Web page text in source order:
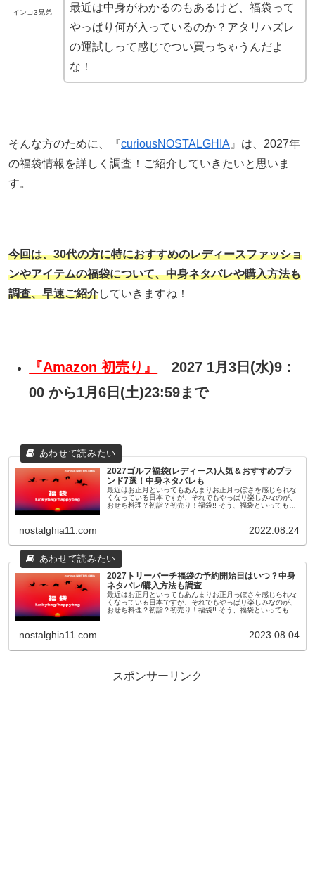
インコ3兄弟
最近は中身がわかるのもあるけど、福袋って
やっぱり何が入っているのか？アタリハズレ
の運試しって感じでつい買っちゃうんだよ
な！
そんな方のために、『curiousNOSTALGHIA 』は、2027年
の福袋情報を詳しく調査！ご紹介していきたいと思いま
す。
今回は、30代の方に特におすすめのレディースファッショ
ンやアイテムの福袋について、中身ネタバレや購入方法も
調査、早速ご紹介していきますね！
『Amazon 初売り』
2027 1月3日(水)9：
00 から1月6日(土)23:59まで
2027ゴルフ福袋(レディース)人気＆おすすめブラ
ンド7選！中身ネタバレも
最近はお正月といってもあんまりお正月っぽさを感じられな
くなっている日本ですが、それでもやっぱり楽しみなのが、
おせち料理？初詣？初売り！福袋!! そう、福袋といっても最
nostalghia11.com 2022.08.24
2027トリーバーチ福袋の予約開始日はいつ？中身
ネタバレ/購入方法も調査
最近はお正月といってもあんまりお正月っぽさを感じられな
くなっている日本ですが、それでもやっぱり楽しみなのが、
おせち料理？初詣？初売り！福袋!! そう、福袋といっても最
nostalghia11.com 2023.08.04
スポンサーリンク